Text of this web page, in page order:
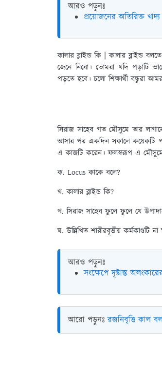
আরও পড়ুনঃ
প্রয়োজনের অতিরিক্ত
কালার ব্লাইন্ড কি | কালার ব্লাইন্ড
জেনে নিবো। তোমরা যদি পড়াটি
পড়তে হবে। চলো শিক্ষার্থী বন্ধুরা
সিরাজ সাহেব গত মৌসুমে তার
আসার পর একদিন সকালে কয়েকটি
এ কাজটি করেন। ফলস্বরূপ এ
ক. Locus কাকে বলে?
খ. কালার ব্লাইন্ড কি?
গ. সিরাজ সাহেব ফুলে ফুলে যে
ঘ. উল্লিখিত শারীরবৃত্তীয় কর্মকাণ্ডটি
আরও পড়ুনঃ
সংক্ষেপে দৃষ্টান্ত
আরো পড়ুনঃরজনিবৃত্তি কাল